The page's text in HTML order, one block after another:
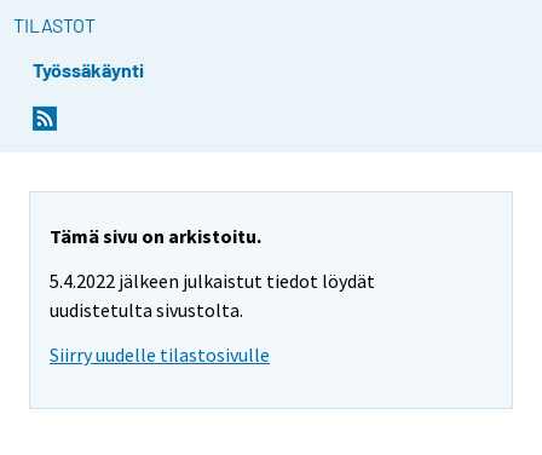
TILASTOT
Työssäkäynti
Tämä sivu on arkistoitu.
5.4.2022 jälkeen julkaistut tiedot löydät
uudistetulta sivustolta.
Siirry uudelle tilastosivulle